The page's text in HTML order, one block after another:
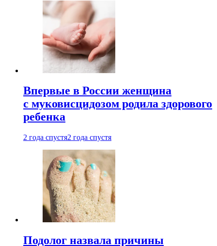
Впервые в России женщина
с муковисцидозом родила здорового
ребенка
2 года спустя2 года спустя
Подолог назвала причины